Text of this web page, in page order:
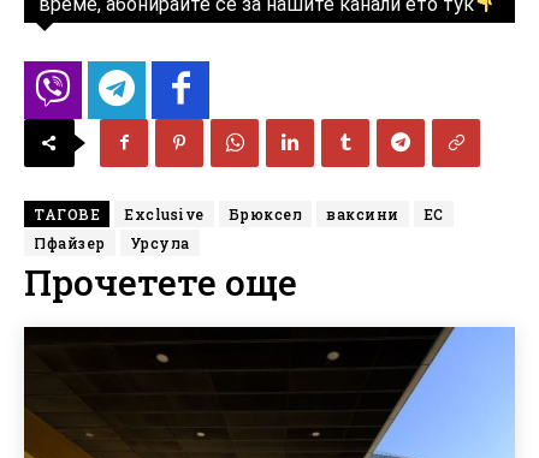
ТАГОВЕ Exclusive Брюксел ваксини
ЕС
Пфайзер
Урсула
Прочетете още